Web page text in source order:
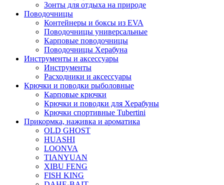
Зонты для отдыха на природе
Поводочницы
Контейнеры и боксы из EVA
Поводочницы универсальные
Карповые поводочницы
Поводочницы Херабуна
Инструменты и аксессуары
Инструменты
Расходники и аксессуары
Крючки и поводки рыболовные
Карповые крючки
Крючки и поводки для Херабуны
Крючки спортивные Tubertini
Прикормка, наживка и ароматика
OLD GHOST
HUASHI
LOONVA
TIANYUAN
XIBU FENG
FISH KING